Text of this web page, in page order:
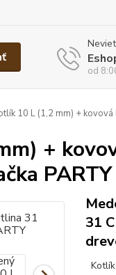
od
10 L (1,2 mm) +
+
PARTY
31